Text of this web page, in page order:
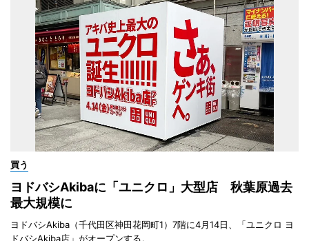
買う
ヨドバシAkibaに「ユニクロ」大型店 秋葉原過去
最大規模に
ヨドバシAkiba（千代田区神田花岡町1）7階に4月14日、「ユニクロ ヨ
ドバシAkiba店」がオープンする。